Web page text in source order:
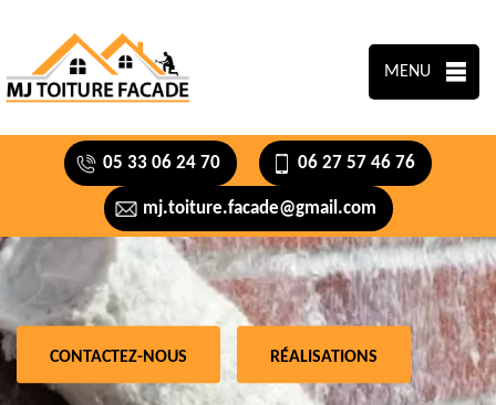
MENU
05 33 06 24 70 06 27 57 46 76
mj.toiture.facade@gmail.com
CONTACTEZ-NOUS RÉALISATIONS